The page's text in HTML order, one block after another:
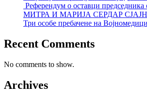
Референдум о оставци
МИТРА И МАРИЈА СЕРДАР
Три особе пребачене на
Recent Comments
No comments to show.
Archives